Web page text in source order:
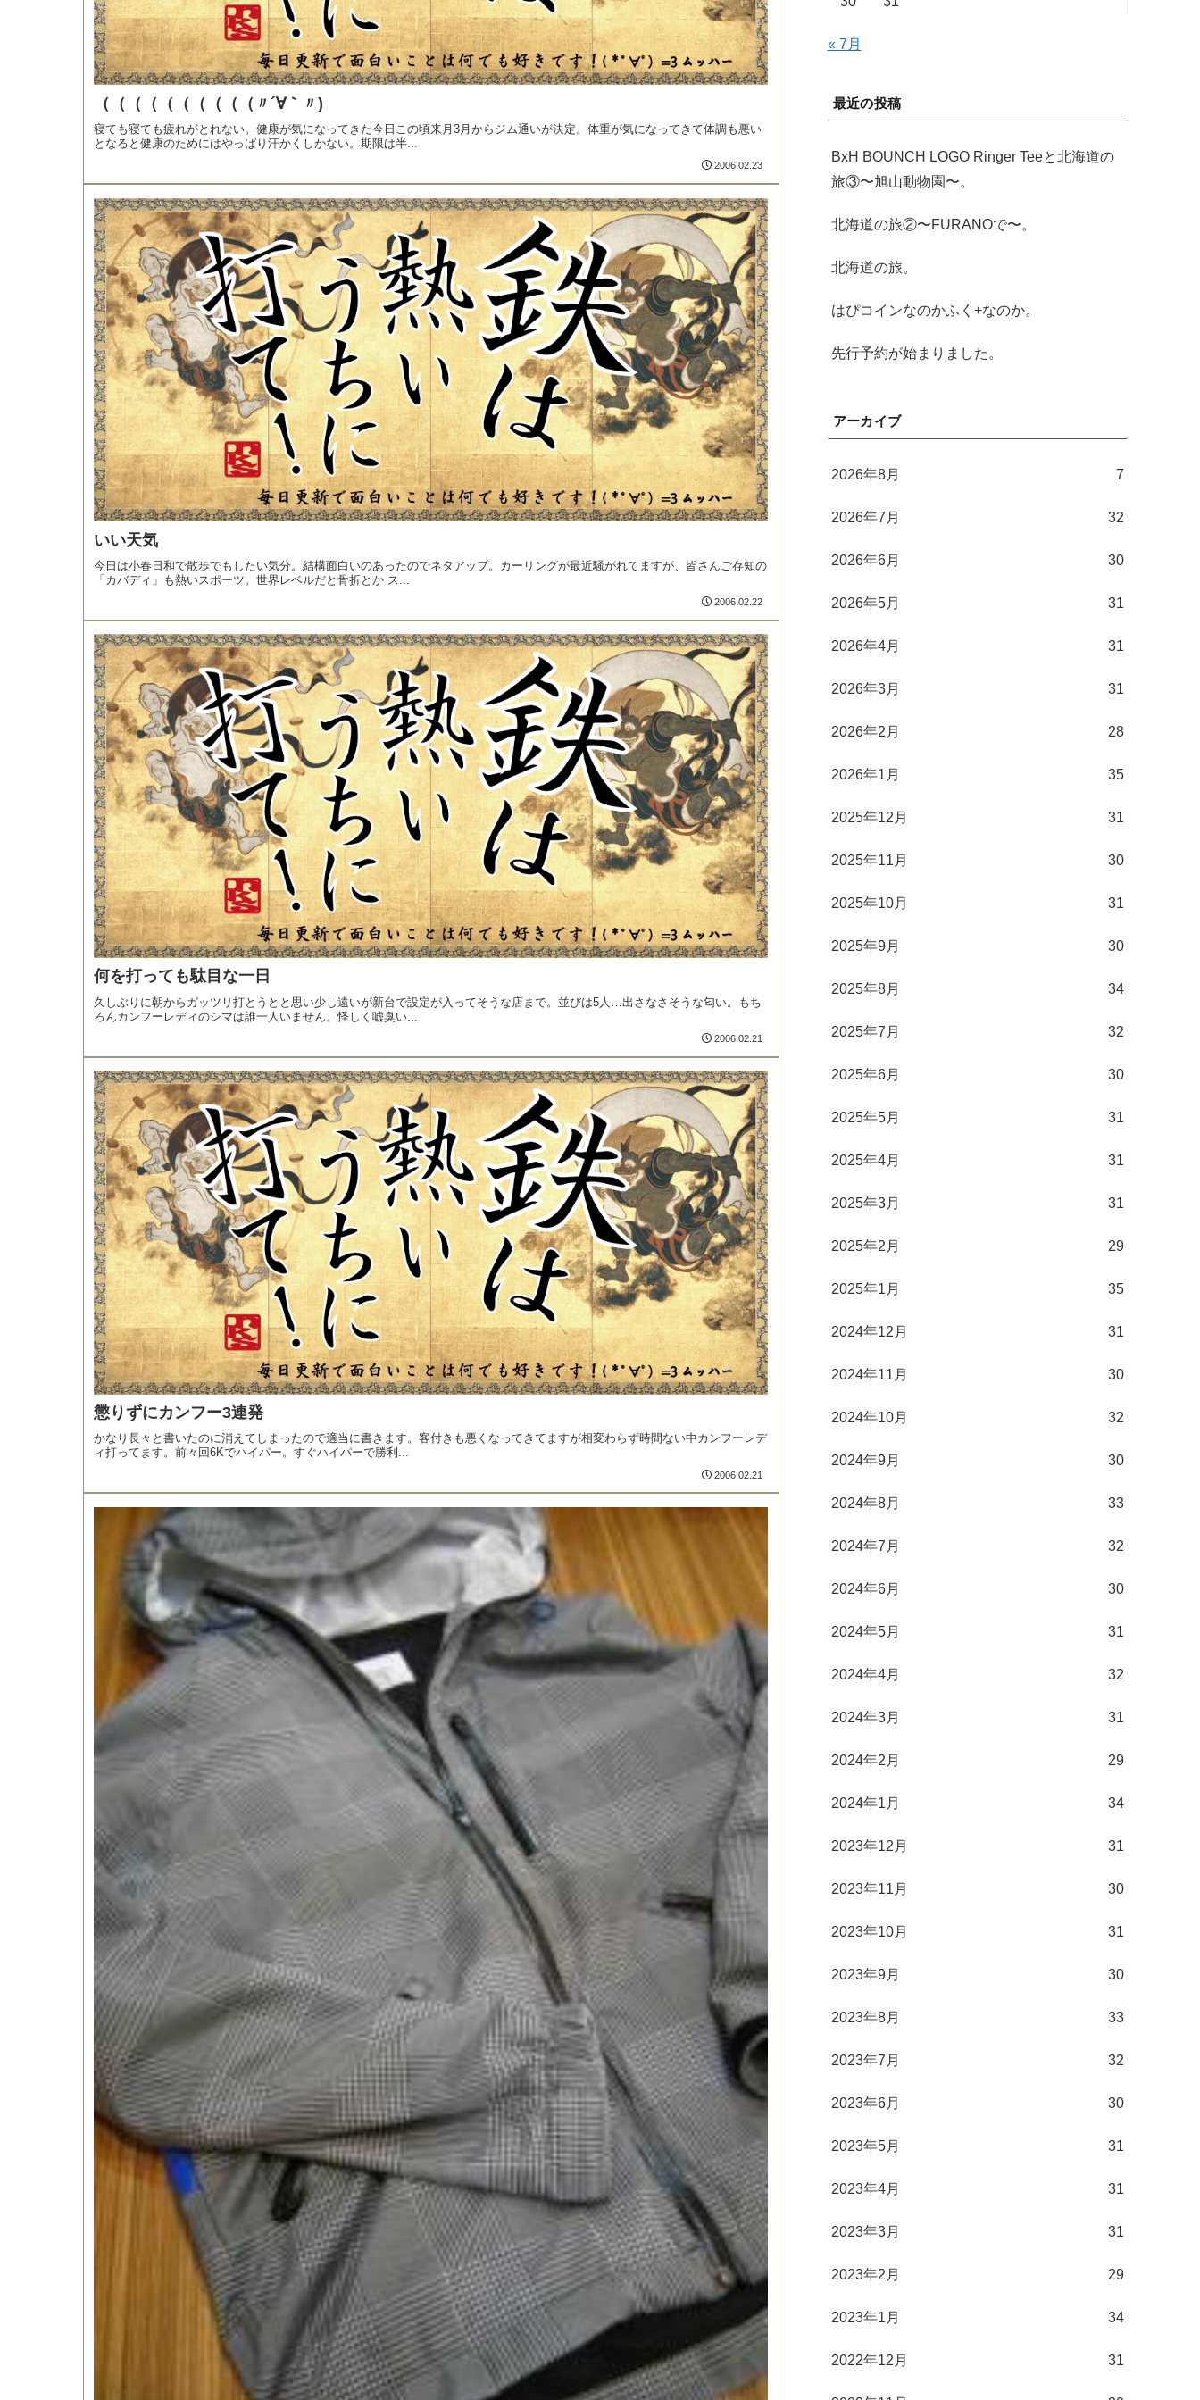
（（（（（（（（（（〃´∀｀〃)
寝ても寝ても疲れがとれない。健康が気になってきた今日この頃来月3月からジム通いが決定。体重が気になってきて体調も悪い
となると健康のためにはやっぱり汗かくしかない。期限は半...
2006.02.23
いい天気
今日は小春日和で散歩でもしたい気分。結構面白いのあったのでネタアップ。カーリングが最近騒がれてますが、皆さんご存知の
「カバディ」も熱いスポーツ。世界レベルだと骨折とか ス...
2006.02.22
何を打っても駄目な一日
久しぶりに朝からガッツリ打とうとと思い少し遠いが新台で設定が入ってそうな店まで。並びは5人…出さなさそうな匂い。もち
ろんカンフーレディのシマは誰一人いません。怪しく嘘臭い...
2006.02.21
懲りずにカンフー3連発
かなり長々と書いたのに消えてしまったので適当に書きます。客付きも悪くなってきてますが相変わらず時間ない中カンフーレデ
ィ打ってます。前々回6Kでハイパー。すぐハイパーで勝利...
2006.02.21
« 7月
最近の投稿
BxH BOUNCH LOGO Ringer Teeと北海道の
旅③〜旭山動物園〜。
北海道の旅②〜FURANOで〜。
北海道の旅。
はぴコインなのかふく+なのか。
先行予約が始まりました。
アーカイブ
2026年8月 7
2026年7月 32
2026年6月 30
2026年5月 31
2026年4月 31
2026年3月 31
2026年2月 28
2026年1月 35
2025年12月 31
2025年11月 30
2025年10月 31
2025年9月 30
2025年8月 34
2025年7月 32
2025年6月 30
2025年5月 31
2025年4月 31
2025年3月 31
2025年2月 29
2025年1月 35
2024年12月 31
2024年11月 30
2024年10月 32
2024年9月 30
2024年8月 33
2024年7月 32
2024年6月 30
2024年5月 31
2024年4月 32
2024年3月 31
2024年2月 29
2024年1月 34
2023年12月 31
2023年11月 30
2023年10月 31
2023年9月 30
2023年8月 33
2023年7月 32
2023年6月 30
2023年5月 31
2023年4月 31
2023年3月 31
2023年2月 29
2023年1月 34
2022年12月 31